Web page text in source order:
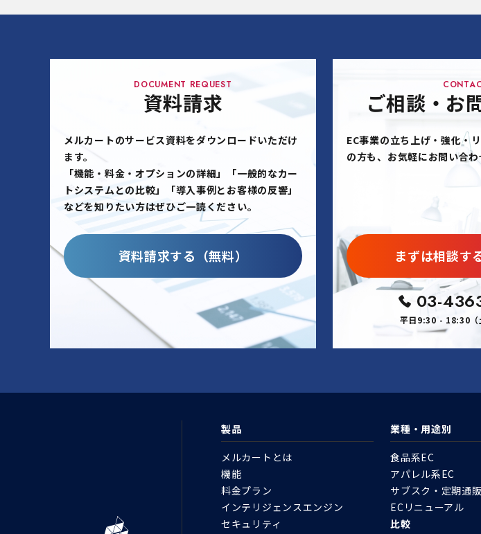
DOCUMENT REQUEST
資料請求
メルカートのサービス資料をダウンロードいただけ
ます。
「機能・料金・オプションの詳細」「一般的なカー
トシステムとの比較」「導入事例とお客様の反響」
などを知りたい方はぜひご一読ください。
資料請求する（無料）
ご相談・お
EC事業の立ち上げ・強化・
の方も、お気軽にお問い合わ
まずは相談す
03-
平日9:30 - 18:30（
製品
メルカートとは
機能
料金プラン
インテリジェンスエンジン
セキュリティ
業種・用途別
食品系EC
アパレル系EC
サブスク・定期通販
ECリニューアル
比較